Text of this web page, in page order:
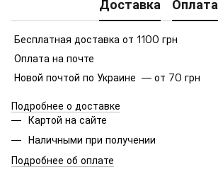
Доставка Оплата
Бесплатная доставка от 1100 грн
Оплата на почте
Новой почтой по Украине — от 70 грн
Подробнее о доставке
Картой на сайте
Наличными при получении
Подробнее об оплате